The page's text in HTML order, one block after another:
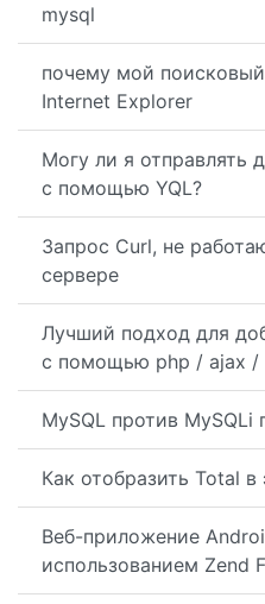
mysql
почему мой
Internet Explorer
Могу ли я отправлять
с помощью YQL?
Запрос Curl, не
сервере
Лучший подход для
с помощью php / ajax /
MySQL против MySQLi
Как отобразить Total
Веб-приложение
использованием Zend